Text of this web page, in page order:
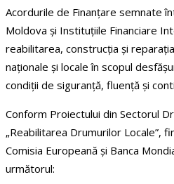
Acordurile de Finanțare semnate
Moldova și Instituțiile Financiare
reabilitarea, construcția și
naționale și locale în scopul
condiții de siguranță, fluență și
Conform Proiectului din Sectorul
„Reabilitarea Drumurilor Locale”,
Comisia Europeană și Banca
următorul: